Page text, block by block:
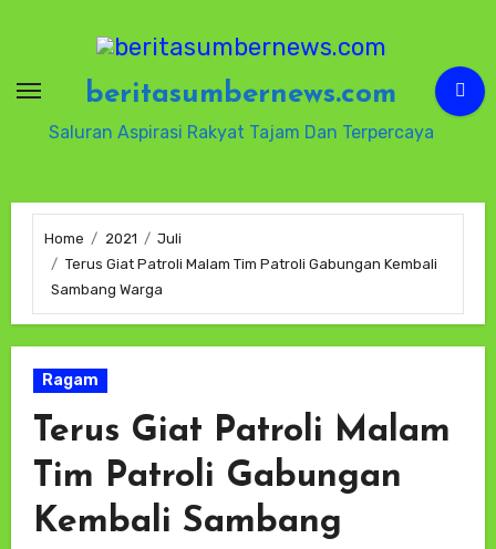
beritasumbernews.com
Saluran Aspirasi Rakyat Tajam Dan Terpercaya
Home 2021
Juli
Terus Giat Patroli Malam Tim Patroli Gabungan Kembali
Sambang Warga
Ragam
Terus Giat Patroli Malam
Tim Patroli Gabungan
Kembali Sambang